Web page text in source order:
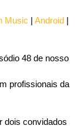
Music | Android |
48 de nosso
profissionais da
dois convidados